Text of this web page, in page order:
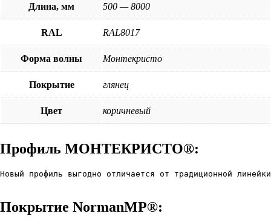
Длина, мм 500 — 8000
RAL RAL8017
Форма волны Монтекристо
Покрытие глянец
Цвет коричневый
Профиль МОНТЕКРИСТО®:
Новый профиль выгодно отличается от традиционной
Покрытие NormanMP®: